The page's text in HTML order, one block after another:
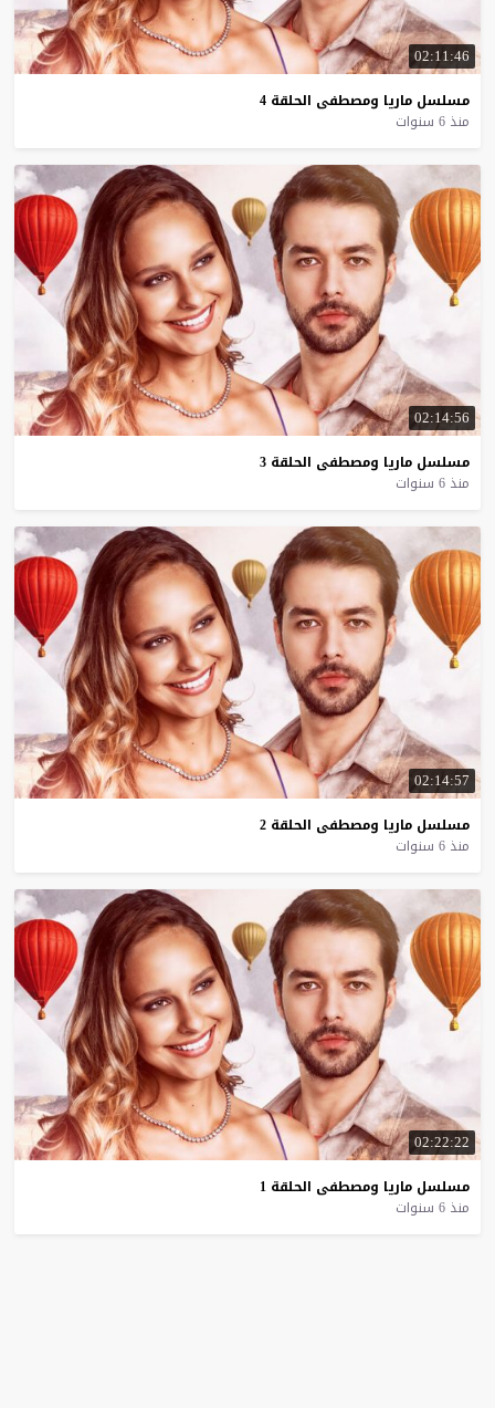
02:11:46
مسلسل ماريا ومصطفى الحلقة 4
منذ 6 سنوات
02:14:56
مسلسل ماريا ومصطفى الحلقة 3
منذ 6 سنوات
02:14:57
مسلسل ماريا ومصطفى الحلقة 2
منذ 6 سنوات
02:22:22
مسلسل ماريا ومصطفى الحلقة 1
منذ 6 سنوات